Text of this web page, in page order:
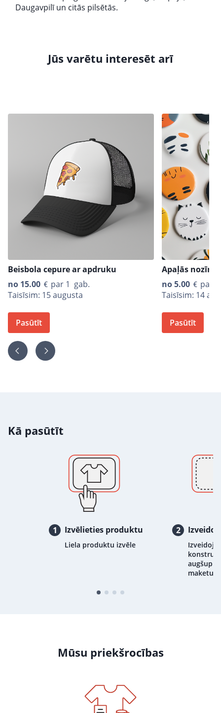
Daugavpilī un citās pilsētās.
Jūs varētu interesēt arī
Beisbola cepure ar apdruku
no 15.00
par 1 gab.
Taisīsim: 15 augusta
Pasūtīt
Apaļās
no5.00
par
Taisīsim: 14
Pasūtīt
Kā pasūtīt
1 Izvēlieties produktu
Liela produktu izvēle
2
maketu
Mūsu priekšrocības